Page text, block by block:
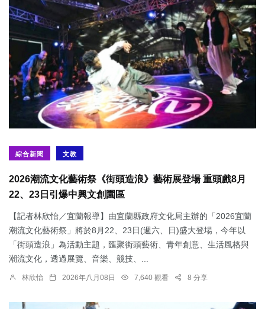
綜合新聞 文教
2026潮流文化藝術祭《街頭造浪》藝術展登場 重頭戲8月
22、23日引爆中興文創園區
【記者林欣怡／宜蘭報導】由宜蘭縣政府文化局主辦的「2026宜蘭
潮流文化藝術祭」將於8月22、23日(週六、日)盛大登場，今年以
「街頭造浪」為活動主題，匯聚街頭藝術、青年創意、生活風格與
潮流文化，透過展覽、音樂、競技、...
林欣怡 2026年八月08日 7,640 觀看 8 分享